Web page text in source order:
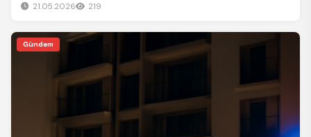
21.05.2026 219
Gündem